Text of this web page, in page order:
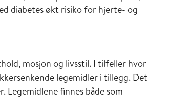
diabetes økt risiko for hjerte- og
mosjon og livsstil. I tilfeller hvor
legemidler i tillegg. Det
Legemidlene finnes både som